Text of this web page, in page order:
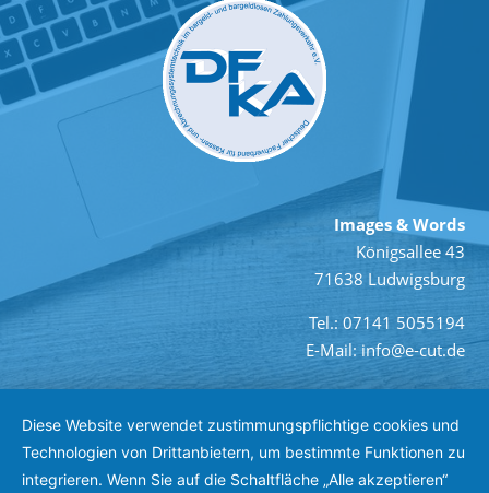
Images & Words
Königsallee 43
71638 Ludwigsburg
Tel.: 07141 5055194
E-Mail: info@e-cut.de
Diese Website verwendet zustimmungspflichtige cookies und
Technologien von Drittanbietern, um bestimmte Funktionen zu
integrieren. Wenn Sie auf die Schaltfläche „Alle akzeptieren“